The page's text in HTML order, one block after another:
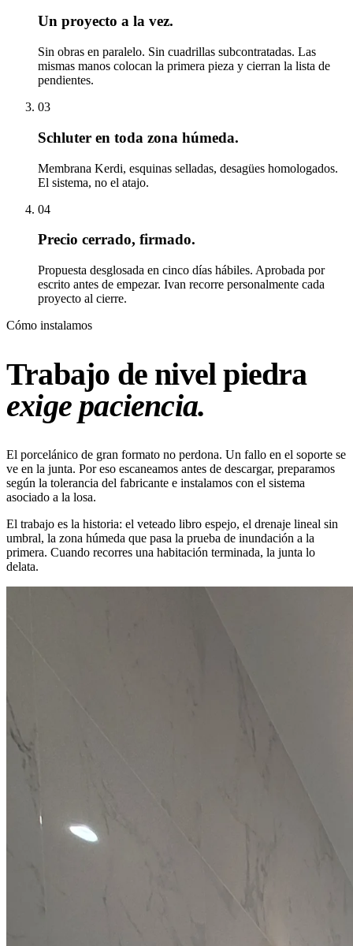
Un proyecto a la vez.
Sin obras en paralelo. Sin cuadrillas subcontratadas. Las
mismas manos colocan la primera pieza y cierran la lista de
pendientes.
03
Schluter en toda zona húmeda.
Membrana Kerdi, esquinas selladas, desagües homologados.
El sistema, no el atajo.
04
Precio cerrado, firmado.
Propuesta desglosada en cinco días hábiles. Aprobada por
escrito antes de empezar. Ivan recorre personalmente cada
proyecto al cierre.
Cómo instalamos
Trabajo de nivel piedra
exige paciencia.
El porcelánico de gran formato no perdona. Un fallo en el soporte se
ve en la junta. Por eso escaneamos antes de descargar, preparamos
según la tolerancia del fabricante e instalamos con el sistema
asociado a la losa.
El trabajo es la historia: el veteado libro espejo, el drenaje lineal sin
umbral, la zona húmeda que pasa la prueba de inundación a la
primera. Cuando recorres una habitación terminada, la junta lo
delata.